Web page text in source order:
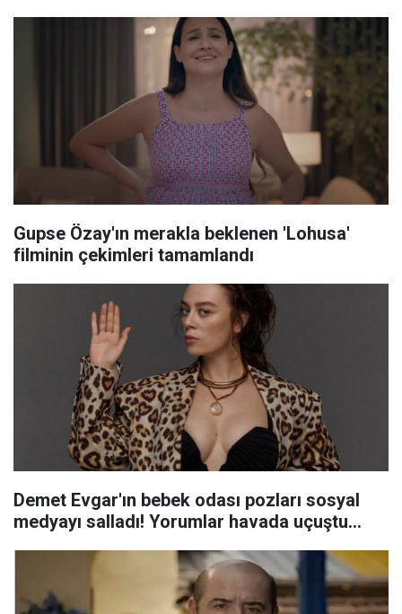
Gupse Özay'ın merakla beklenen 'Lohusa'
filminin çekimleri tamamlandı
Demet Evgar'ın bebek odası pozları sosyal
medyayı salladı! Yorumlar havada uçuştu...